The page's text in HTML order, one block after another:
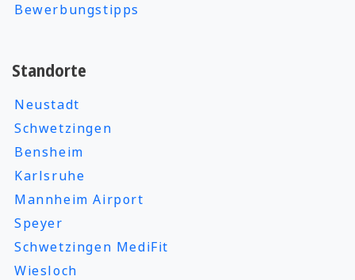
Bewerbungstipps
Standorte
Neustadt
Schwetzingen
Bensheim
Karlsruhe
Mannheim Airport
Speyer
Schwetzingen MediFit
Wiesloch